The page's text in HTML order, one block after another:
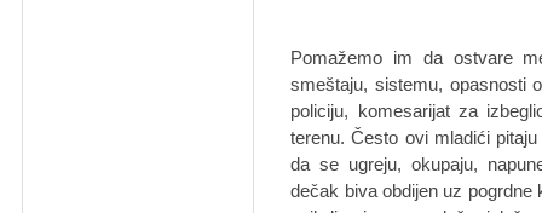
Pomažemo im da ostvare
smeštaju, sistemu, opasnosti
policiju, komesarijat za
terenu. Često ovi mladići
da se ugreju, okupaju,
dečak biva obdijen uz